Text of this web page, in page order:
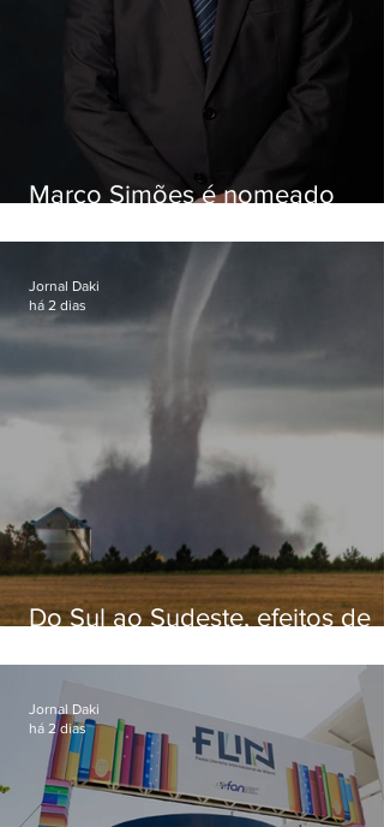
Marco Simões é nomeado
Do Sul ao Sudeste, efeitos de
apreensão na população
Jornal Daki
há 2 dias
Jornal Daki
há 2 dias